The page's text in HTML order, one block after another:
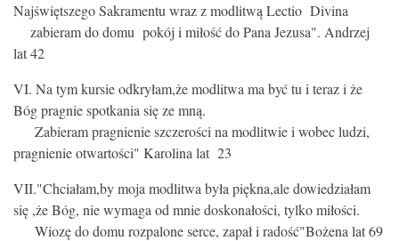
Najświętszego Sakramentu wraz z modlitwą Lectio Divina
zabieram do domu pokój i miłość do Pana Jezusa". Andrzej
lat 42
VI. Na tym kursie odkryłam,że modlitwa ma być tu i teraz i że
Bóg pragnie spotkania się ze mną.
Zabieram pragnienie szczerości na modlitwie i wobec ludzi,
pragnienie otwartości" Karolina lat 23
VII."Chciałam,by moja modlitwa była piękna,ale dowiedziałam
się ,że Bóg, nie wymaga od mnie doskonałości, tylko miłości.
Wiozę do domu rozpalone serce, zapał i radość"Bożena lat 69